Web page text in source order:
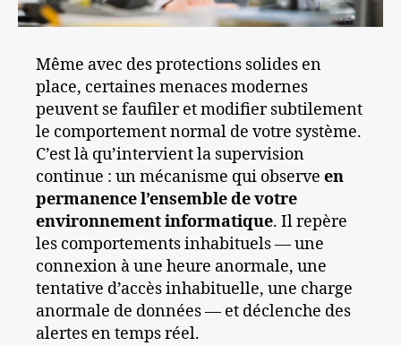
Même avec des protections solides en
place, certaines menaces modernes
peuvent se faufiler et modifier subtilement
le comportement normal de votre système.
C’est là qu’intervient la supervision
continue : un mécanisme qui observe en
permanence l’ensemble de votre
environnement informatique. Il repère
les comportements inhabituels — une
connexion à une heure anormale, une
tentative d’accès inhabituelle, une charge
anormale de données — et déclenche des
alertes en temps réel.